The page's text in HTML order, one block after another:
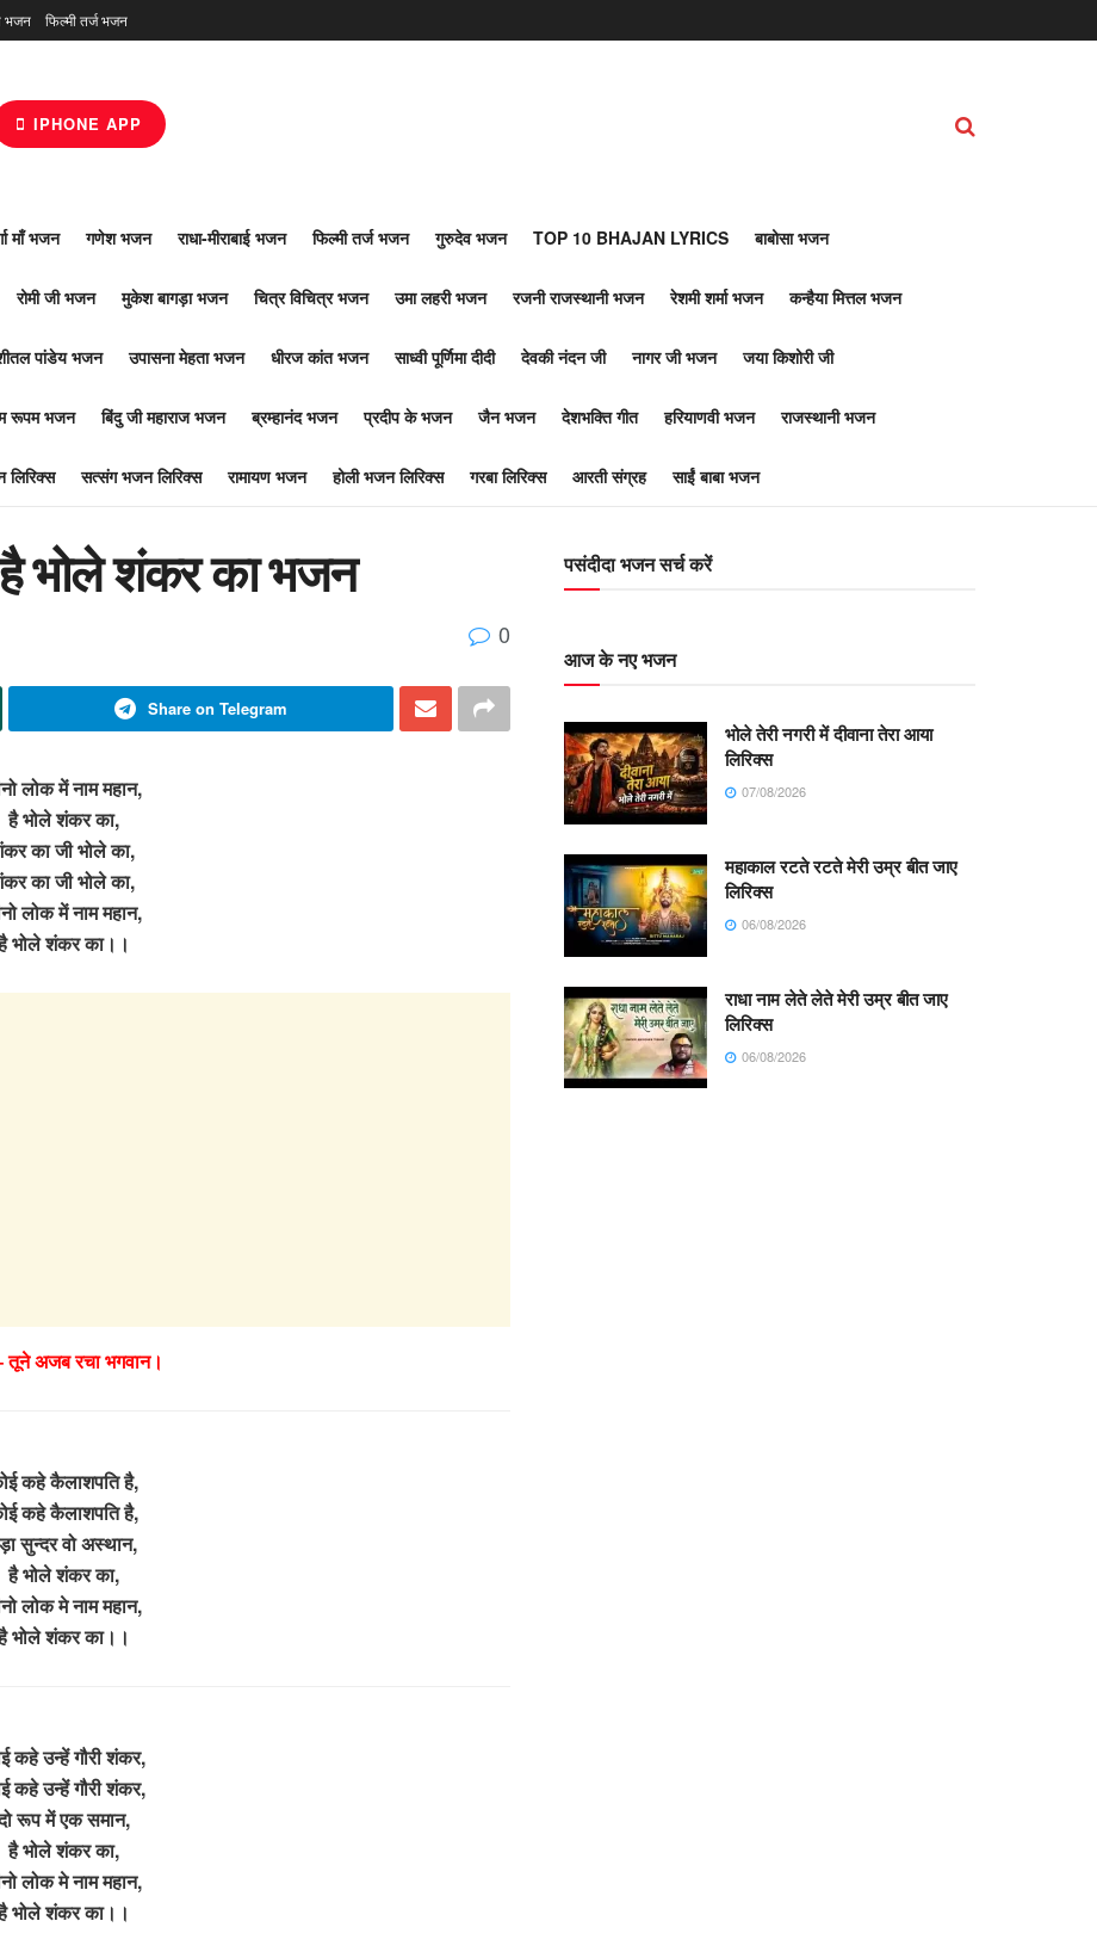
भजन फिल्मी तर्ज भजन
IPHONE APP
माँ भजन गणेश भजन राधा-मीराबाई भजन फिल्मी तर्ज भजन गुरुदेव भजन TOP 10 BHAJAN LYRICS बाबोसा भजन
रोमी जी भजन मुकेश बागड़ा भजन चित्र विचित्र भजन उमा लहरी भजन रजनी राजस्थानी भजन रेशमी शर्मा भजन कन्हैया मित्तल भजन
पांडेय भजन उपासना मेहता भजन धीरज कांत भजन साध्वी पूर्णिमा दीदी देवकी नंदन जी नागर जी भजन जया किशोरी जी
रूपम भजन बिंदु जी महाराज भजन ब्रम्हानंद भजन प्रदीप के भजन जैन भजन देशभक्ति गीत हरियाणवी भजन राजस्थानी भजन
लिरिक्स सत्संग भजन लिरिक्स रामायण भजन होली भजन लिरिक्स गरबा लिरिक्स आरती संग्रह साईं बाबा भजन
है भोले शंकर का भजन
0
Share on Telegram
लोक में नाम महान,
है भोले शंकर का,
का जी भोले का,
का जी भोले का,
लोक में नाम महान,
भोले शंकर का।।
तूने अजब रचा भगवान।
कहे कैलाशपति है,
कहे कैलाशपति है,
सुन्दर वो अस्थान,
है भोले शंकर का,
लोक मे नाम महान,
भोले शंकर का।।
कहे उन्हें गौरी शंकर,
कहे उन्हें गौरी शंकर,
रूप में एक समान,
है भोले शंकर का,
लोक मे नाम महान,
भोले शंकर का।।
पसंदीदा भजन सर्च करें
आज के नए भजन
भोले तेरी नगरी में दीवाना तेरा आया
लिरिक्स
07/08/2026
महाकाल रटते रटते मेरी उम्र बीत जाए
लिरिक्स
06/08/2026
राधा नाम लेते लेते मेरी उम्र बीत जाए
लिरिक्स
06/08/2026